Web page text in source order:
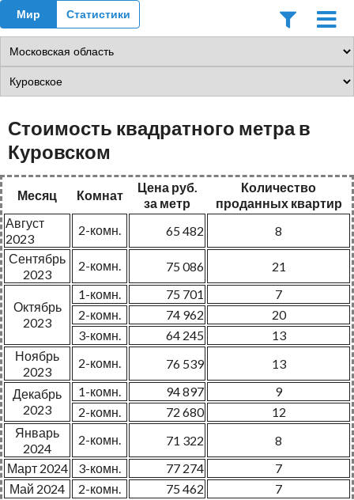
Мир Статистики
Стоимость квадратного метра в
Куровском
Месяц Комнат
Цена руб.
за метр
Количество
проданных квартир
Август
2023
2-комн. 65 482
8
Сентябрь
2023
2-комн. 75 086 21
Октябрь
2023
1-комн. 75 701
7
2-комн.
74 962
20
3-комн.
64 245
13
Ноябрь
2023
2-комн. 76 539
13
Декабрь
2023
1-комн. 94 897
9
2-комн.
72 680
12
Январь
2024
2-комн. 71 322
8
Март 2024
3-комн. 77 274
7
Май 2024
2-комн. 75 462 7